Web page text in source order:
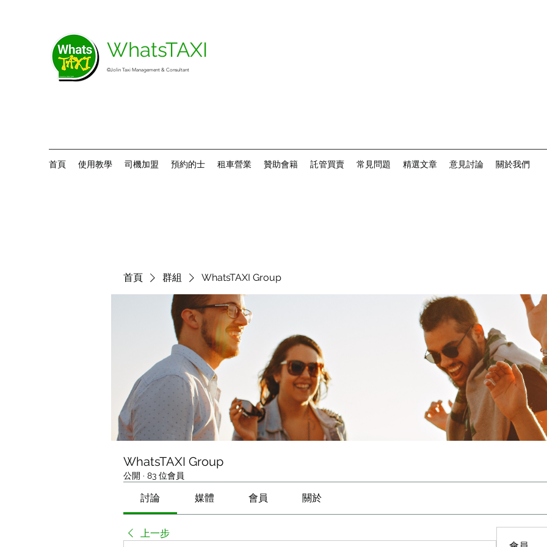
WhatsTAXI
©Jolin Taxi Management & Consultant
首頁 使用教學 司機加盟 預約的士 租車營業 贊助會籍 託管買賣 常見問題 精選文章 意見討論 關於我們
首頁 群組 WhatsTAXI Group
WhatsTAXI Group
公開 · 83 位會員
討論 媒體 會員 關於
上一步